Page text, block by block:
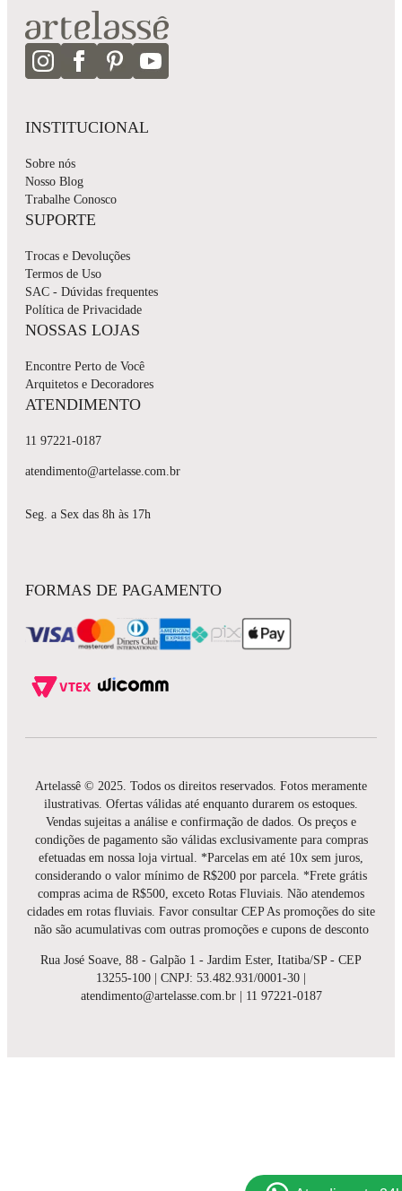
INSTITUCIONAL
Sobre nós
Nosso Blog
Trabalhe Conosco
SUPORTE
Trocas e Devoluções
Termos de Uso
SAC - Dúvidas frequentes
Política de Privacidade
NOSSAS LOJAS
Encontre Perto de Você
Arquitetos e Decoradores
ATENDIMENTO
11 97221-0187
atendimento@artelasse.com.br
Seg. a Sex das 8h às 17h
FORMAS DE PAGAMENTO
Artelassê © 2025. Todos os direitos reservados. Fotos meramente
ilustrativas. Ofertas válidas até enquanto durarem os estoques.
Vendas sujeitas a análise e confirmação de dados. Os preços e
condições de pagamento são válidas exclusivamente para compras
efetuadas em nossa loja virtual. *Parcelas em até 10x sem juros,
considerando o valor mínimo de R$200 por parcela. *Frete grátis
compras acima de R$500, exceto Rotas Fluviais. Não atendemos
cidades em rotas fluviais. Favor consultar CEP As promoções do site
não são acumulativas com outras promoções e cupons de desconto
Rua José Soave, 88 - Galpão 1 - Jardim Ester, Itatiba/SP - CEP
13255-100 | CNPJ: 53.482.931/0001-30 |
atendimento@artelasse.com.br | 11 97221-0187